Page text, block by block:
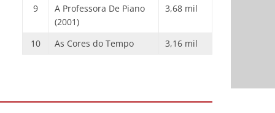
9
A Professora De Piano
(2001)
3,68 mil
10 As Cores do Tempo 3,16 mil